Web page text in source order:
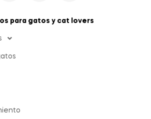
para gatos y cat lovers